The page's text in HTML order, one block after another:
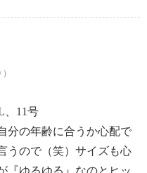
11号
の年齢に合うか心配で
ので（笑）サイズも心
ゆるゆる』なのとヒッ